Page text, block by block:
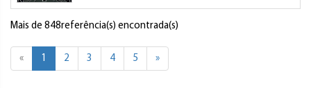
Mais de 848referência(s) encontrada(s)
« 1 2 3 4 5 »